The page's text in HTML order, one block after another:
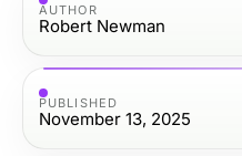
AUTHOR
Robert Newman
PUBLISHED
November 13, 2025